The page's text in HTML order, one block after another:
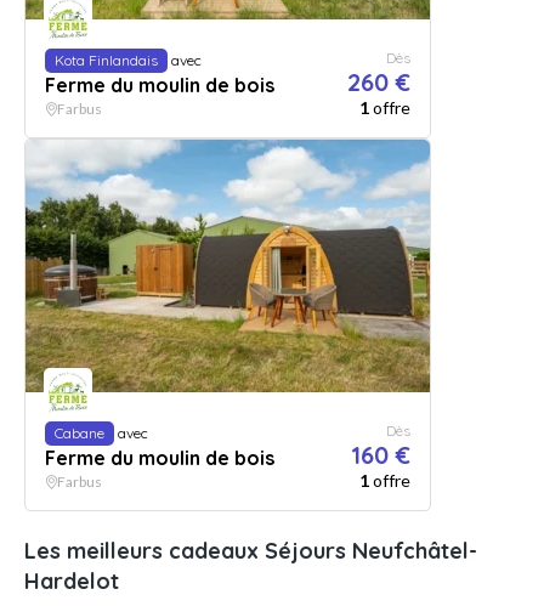
Kota Finlandais avec
Ferme du moulin de bois
Dès
260 €
Farbus 1offre
Cabane avec
Ferme du moulin de bois
Dès
160 €
Farbus 1offre
Les meilleurs cadeaux Séjours Neufchâtel-
Hardelot